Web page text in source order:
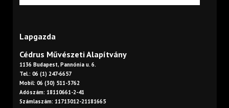
Lapgazda
Cédrus Művészeti Alapítvány
1136 Budapest, Pannónia u. 6.
Tel.: 06 (1) 247-6657
Mobil: 06 (30) 511-3762
Adószám: 18110661-2-41
Számlaszám: 11713012-21181665